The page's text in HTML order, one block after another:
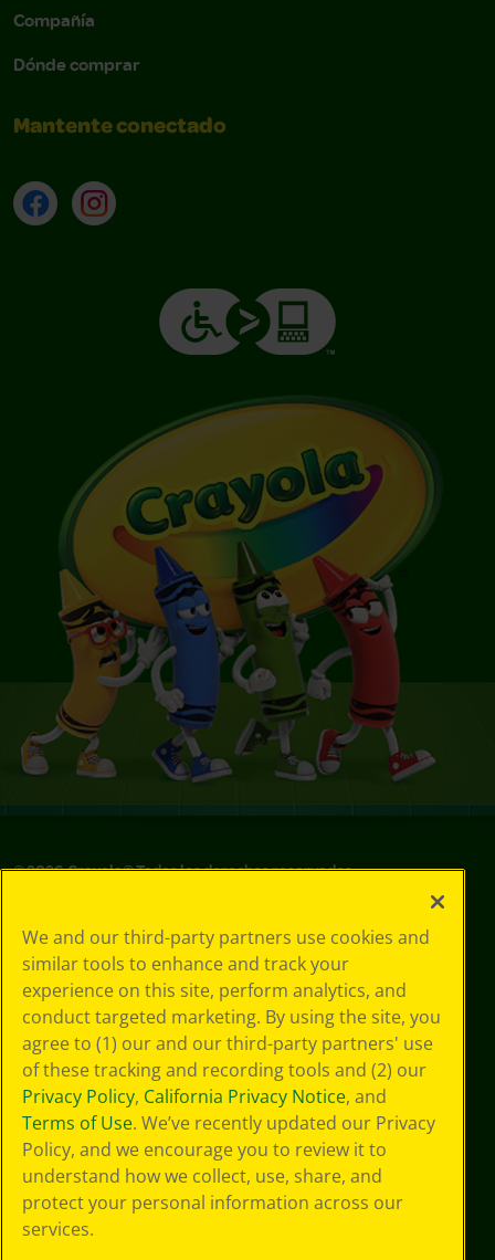
Compañía
Dónde comprar
Mantente conectado
FacebookInstagram
©2026Crayola® Todos los derechos reservados.
de privacidad
Política de
privacidad
Términos de SMS
RGPD
Política de
privacidad de CA
Technologies
Cookie
Preferences
Condiciones de
uso
Accesibilidad web
We and our third-party partners use cookies and
similar tools to enhance and track your
experience on this site, perform analytics, and
conduct targeted marketing. By using the site, you
agree to (1) our and our third-party partners' use
of these tracking and recording tools and (2) our
Privacy Policy, California Privacy Notice, and
Terms of Use. We’ve recently updated our Privacy
Policy, and we encourage you to review it to
understand how we collect, use, share, and
protect your personal information across our
services.